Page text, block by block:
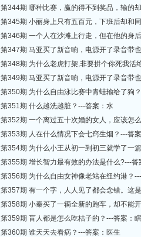
第344期 哪种比赛，赢的得不到奖品，输的
第345期 小丽身上只有五百元，下班后却和
第346期 一个人在沙滩上行走，但在他的身
第347期 马亚买了新音响，电源开了录音带
第348期 为什么老虎打架,非要拼个你死我活
第349期 马亚买了新音响，电源开了录音带
第350期 为什么自由泳比赛中青蛙输给了狗
第351期 什么越洗越脏？---答案：水
第352期 一个离过五十次婚的女人，应该怎
第353期 人在什么情况下会七窍生烟？---答
第354期 为什么小王从初一到初三就学了一
第355期 增长智力最有效的办法是什么?---答
第356期 为什么自由女神像老站在纽约港？
第357期 有一个字，人人见了都会念错。这
第358期 小秦买了一辆全新的跑车，却不能
第359期 盲人都是怎么吃桔子的？---答案：
第360期 谁天天去看病？---答案：医生